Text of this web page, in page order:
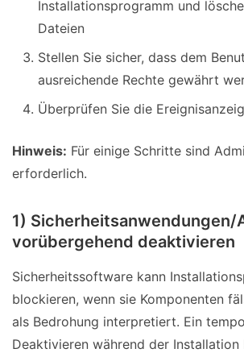
Installationsprogramm und
Dateien
Stellen Sie sicher, dass dem
ausreichende Rechte gewährt
Überprüfen Sie die
Hinweis: Für einige Schritte sind
erforderlich.
1) Sicherheitsanwendungen/
vorübergehend deaktivieren
Sicherheitssoftware kann
blockieren, wenn sie Komponenten
als Bedrohung interpretiert. Ein
Deaktivieren während der Installation